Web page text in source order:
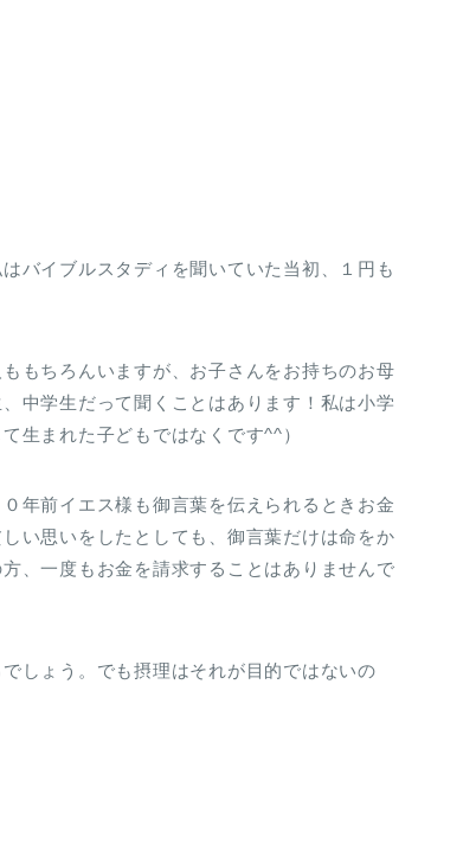
バイブルスタディを聞いていた当初、１円も
もちろんいますが、お子さんをお持ちのお母
中学生だって聞くことはあります！私は小学
生まれた子どもではなくです^^）
年前イエス様も御言葉を伝えられるときお金
い思いをしたとしても、御言葉だけは命をか
、一度もお金を請求することはありませんで
しょう。でも摂理はそれが目的ではないの